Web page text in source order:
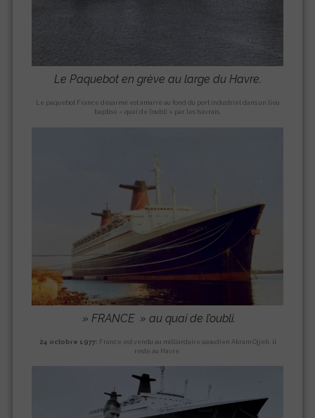
Le Paquebot en grève au large du Havre.
Le paquebot France désarmé est amarré au fond du port industriel dans un lieu
baptisé « quai de l’oubli » par les havrais.
» FRANCE » au quai de l’oubli.
24 octobre 1977: France est vendu au milliardaire saoudien Akram Ojjeh, il
reste au Havre.